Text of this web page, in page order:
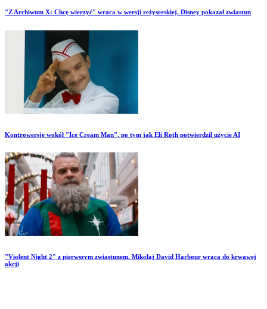
"Z Archiwum X: Chcę wierzyć" wraca w wersji reżyserskiej. Disney pokazał zwiastun
Kontrowersje wokół "Ice Cream Man", po tym jak Eli Roth potwierdził użycie AI
"Violent Night 2" z pierwszym zwiastunem. Mikołaj David Harbour wraca do krwawej
akcji